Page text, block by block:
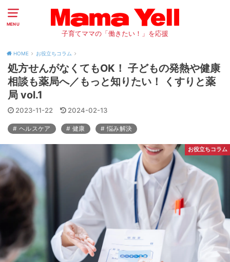
MENU
子育てママの「働きたい！」を応援
HOME お役立ちコラム
処方せんがなくてもOK！ 子どもの発熱や健康
相談も薬局へ／もっと知りたい！ くすりと薬
局 vol.1
2023-11-22 2024-02-13
ヘルスケア 健康 悩み解決
お役立ちコラム